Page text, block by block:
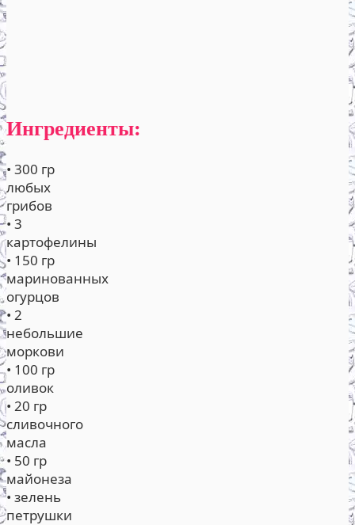
Ингредиенты:
• 300 гр
любых
грибов
• 3
картофелины
• 150 гр
маринованных
огурцов
• 2
небольшие
моркови
• 100 гр
оливок
• 20 гр
сливочного
масла
• 50 гр
майонеза
• зелень
петрушки